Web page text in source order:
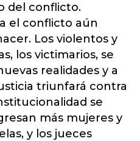
del conflicto.
el conflicto aún
Los violentos y
los victimarios, se
realidades y a
triunfará contra
se
más mujeres y
y los jueces